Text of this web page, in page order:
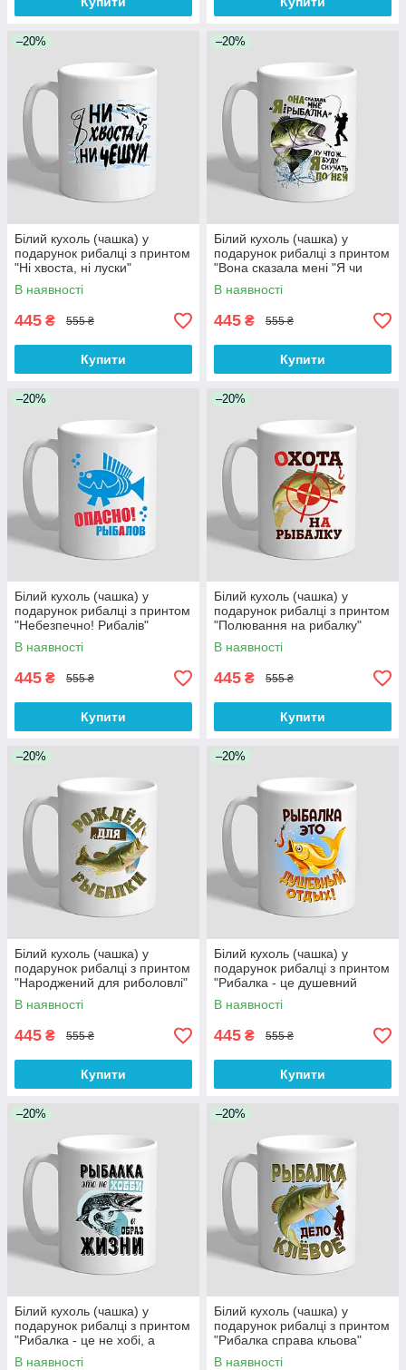
–20%
Білий кухоль (чашка) у
подарунок рибалці з принтом
"Ні хвоста, ні луски"
В наявності
445 ₴ 555 ₴
Купити
–20%
Білий кухоль (чашка) у
подарунок рибалці з принтом
"Вона сказала мені "Я чи
риболовля"
В наявності
445 ₴ 555 ₴
Купити
–20%
Білий кухоль (чашка) у
подарунок рибалці з принтом
"Небезпечно! Рибалів"
В наявності
445 ₴ 555 ₴
Купити
–20%
Білий кухоль (чашка) у
подарунок рибалці з принтом
"Полювання на рибалку"
В наявності
445 ₴ 555 ₴
Купити
–20%
Білий кухоль (чашка) у
подарунок рибалці з принтом
"Народжений для риболовлі"
В наявності
445 ₴ 555 ₴
Купити
–20%
Білий кухоль (чашка) у
подарунок рибалці з принтом
"Рибалка - це душевний
відпочинок!"
В наявності
445 ₴ 555 ₴
Купити
–20%
Білий кухоль (чашка) у
подарунок рибалці з принтом
"Рибалка - це не хобі, а
спосіб життя"
В наявності
–20%
Білий кухоль (чашка) у
подарунок рибалці з принтом
"Рибалка справа кльова"
В наявності